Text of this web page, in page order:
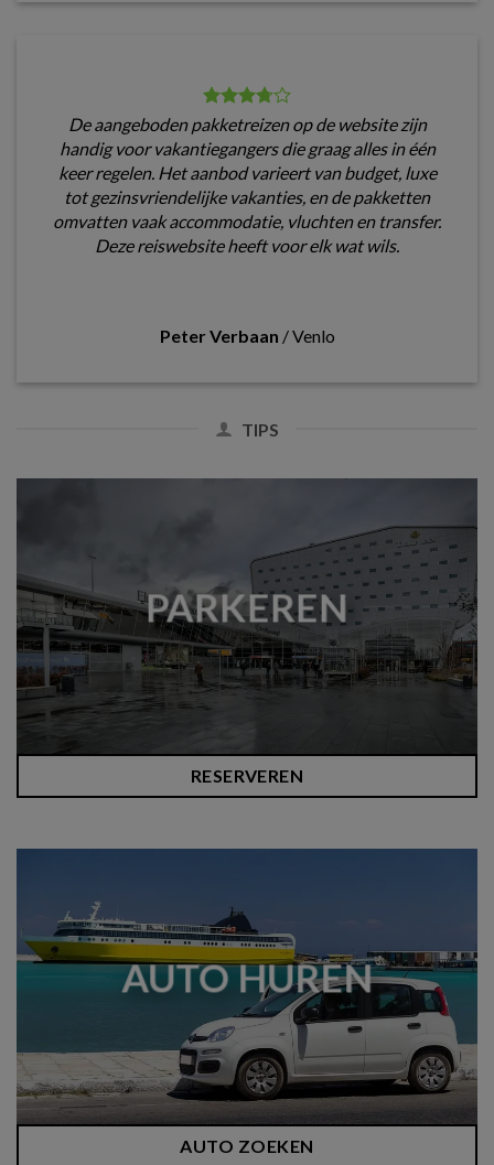
De aangeboden pakketreizen op de website zijn
handig voor vakantiegangers die graag alles in één
keer regelen. Het aanbod varieert van budget, luxe
tot gezinsvriendelijke vakanties, en de pakketten
omvatten vaak accommodatie, vluchten en transfer.
Deze reiswebsite heeft voor elk wat wils.
Peter Verbaan /Venlo
TIPS
PARKEREN
RESERVEREN
AUTO HUREN
AUTO ZOEKEN